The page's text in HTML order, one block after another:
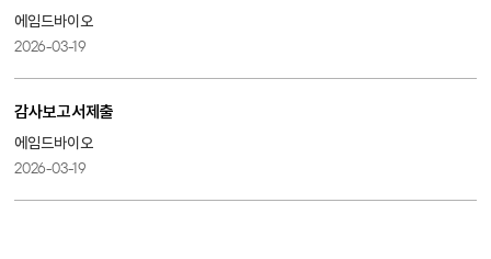
에임드바이오
2026-03-19
감사보고서제출
에임드바이오
2026-03-19